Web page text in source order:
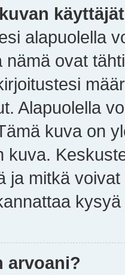
alapuolella
nämä ovat
Alapuolella
kuva on
kuva.
ja mitkä
arvoani?